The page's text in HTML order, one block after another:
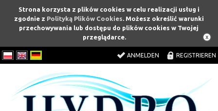
Strona korzysta z plików cookies w celu realizacji usług i
zgodnie z Polityką Plików Cookies. Możesz określić warunki
przechowywania lub dostępu do plików cookies w Twojej
przeglądarce.
ANMELDEN REGISTRIEREN